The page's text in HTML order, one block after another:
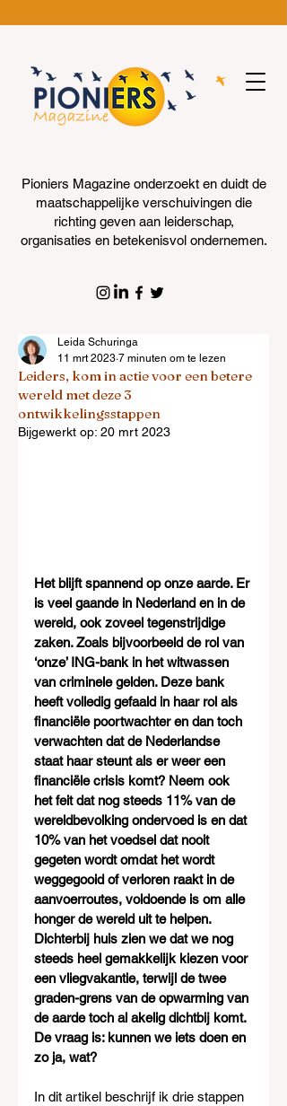
Pioniers Magazine onderzoekt en duidt de
maatschappelijke verschuivingen die
richting geven aan leiderschap,
organisaties en betekenisvol ondernemen.
Leiders, kom in actie voor een betere
wereld met deze 3
ontwikkelingsstappen
Leida Schuringa
11 mrt 2023 7 minuten om te lezen
Bijgewerkt op: 20 mrt 2023
Het blijft spannend op onze aarde. Er
is veel gaande in Nederland en in de
wereld, ook zoveel tegenstrijdige
zaken. Zoals bijvoorbeeld de rol van
‘onze’ ING-bank in het witwassen
van criminele gelden. Deze bank
heeft volledig gefaald in haar rol als
financiële poortwachter en dan toch
verwachten dat de Nederlandse
staat haar steunt als er weer een
financiële crisis komt? Neem ook
het feit dat nog steeds 11% van de
wereldbevolking ondervoed is en dat
10% van het voedsel dat nooit
gegeten wordt omdat het wordt
weggegooid of verloren raakt in de
aanvoerroutes, voldoende is om alle
honger de wereld uit te helpen.
Dichterbij huis zien we dat we nog
steeds heel gemakkelijk kiezen voor
een vliegvakantie, terwijl de twee
graden-grens van de opwarming van
de aarde toch al akelig dichtbij komt.
De vraag is: kunnen we iets doen en
zo ja, wat?
In dit artikel beschrijf ik drie stappen